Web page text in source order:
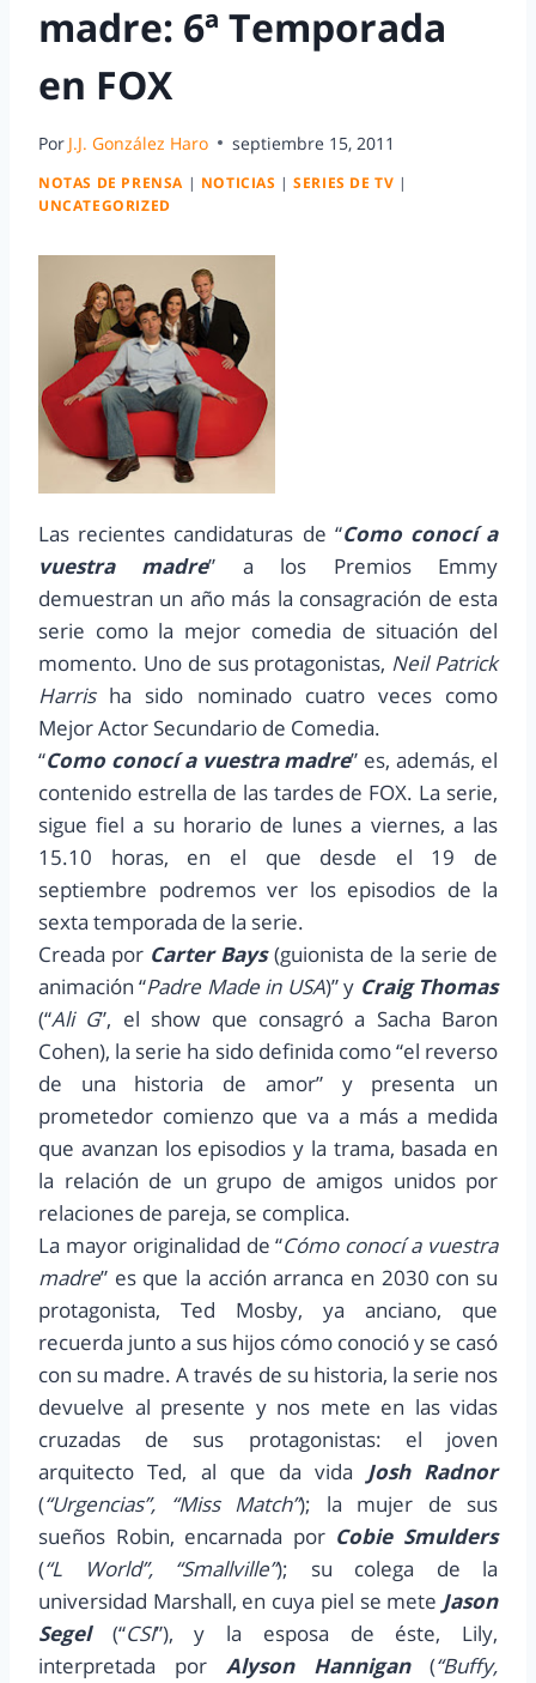
madre: 6ª Temporada
en FOX
Por J.J. González Haro septiembre 15, 2011
NOTAS DE PRENSA | NOTICIAS |SERIES DE TV |
UNCATEGORIZED
Las recientes candidaturas de “Como conocí a
vuestra madre” a los Premios Emmy
demuestran un año más la consagración de esta
serie como la mejor comedia de situación del
momento. Uno de sus protagonistas, Neil Patrick
Harrisha sido nominado cuatro veces como
Mejor Actor Secundario de Comedia.
“Como conocí a vuestra madre” es, además, el
contenido estrella de las tardes de FOX. La serie,
sigue fiel a su horario de lunes a viernes, a las
15.10 horas, en el que desde el 19 de
septiembre podremos ver los episodios de la
sexta temporada de la serie.
Creada por Carter Bays(guionista de la serie de
animación “Padre Made in USA)” y Craig Thomas
(“Ali G”, el show que consagró a Sacha Baron
Cohen), la serie ha sido definida como “el reverso
de una historia de amor” y presenta un
prometedor comienzo que va a más a medida
que avanzan los episodios y la trama, basada en
la relación de un grupo de amigos unidos por
relaciones de pareja, se complica.
La mayor originalidad de “Cómo conocí a vuestra
madre” es que la acción arranca en 2030 con su
protagonista, Ted Mosby, ya anciano, que
recuerda junto a sus hijos cómo conoció y se casó
con su madre. A través de su historia, la serie nos
devuelve al presente y nos mete en las vidas
cruzadas de sus protagonistas: el joven
arquitecto Ted, al que da vida Josh Radnor
(“Urgencias”, “Miss Match”); la mujer de sus
sueños Robin, encarnada por Cobie Smulders
(“L World”, “Smallville”); su colega de la
universidad Marshall, en cuya piel se mete Jason
Segel
(“CSI”), y la esposa de éste, Lily,
interpretada por Alyson Hannigan(“Buffy,